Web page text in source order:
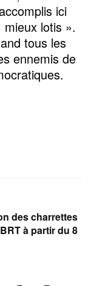
ici
lotis ».
tous les
ennemis de
des charrettes
à partir du 8